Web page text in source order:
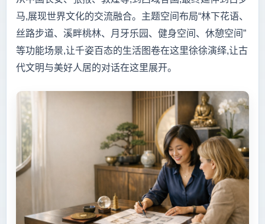
马,展现世界文化的交流融合。主题空间布局“林下花语、
丝路步道、溪畔桃林、月牙乐园、健身空间、休憩空间”
等功能场景,让千姿百态的生活图卷在这里徐徐演绎,让古
代文明与美好人居的对话在这里展开。